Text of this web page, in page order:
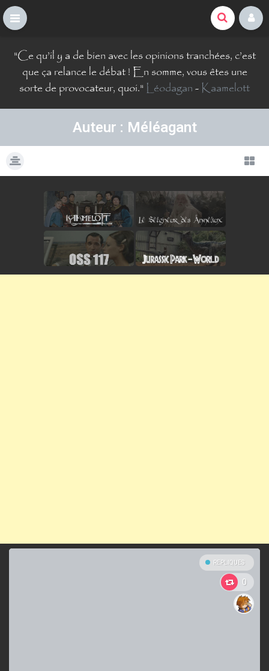
"Ce qu’il y a de bien avec les opinions tranchées, c’est
que ça relance le débat ! En somme, vous êtes une
sorte de provocateur, quoi." Léodagan-Kaamelott
Auteur : Méléagant
REPLIQUES
0